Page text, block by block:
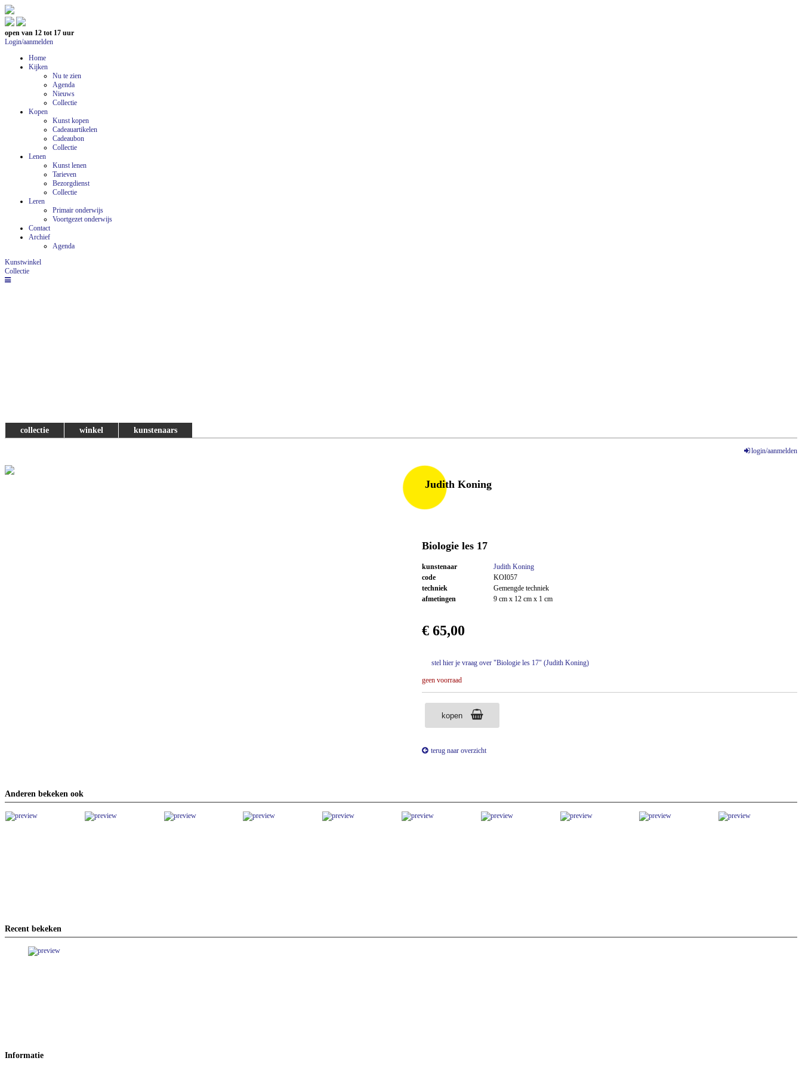
open van 12 tot 17 uur
Login/aanmelden
Home
Kijken
Nu te zien
Agenda
Nieuws
Collectie
Kopen
Kunst kopen
Cadeauartikelen
Cadeaubon
Collectie
Lenen
Kunst lenen
Tarieven
Bezorgdienst
Collectie
Leren
Primair onderwijs
Voortgezet onderwijs
Contact
Archief
Agenda
Kunstwinkel
Collectie
collectie winkel kunstenaars
login/aanmelden
Judith Koning
Biologie les 17
kunstenaar
Judith Koning
code
KOI057
techniek
Gemengde techniek
afmetingen
9 cm x 12 cm x 1 cm
€ 65,00
stel hier je vraag over "Biologie les 17" (Judith Koning)
geen voorraad
kopen
terug naar overzicht
Anderen bekeken ook
Recent bekeken
Informatie